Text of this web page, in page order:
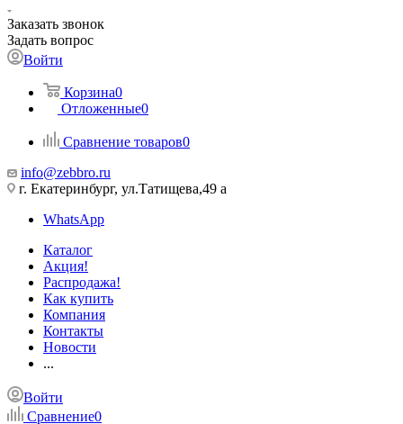
Заказать звонок
Задать вопрос
Войти
Корзина0
Отложенные0
Сравнение товаров0
info@zebbro.ru
г. Екатеринбург, ул.Татищева,49 а
WhatsApp
Каталог
Акция!
Распродажа!
Как купить
Компания
Контакты
Новости
...
Войти
Сравнение0